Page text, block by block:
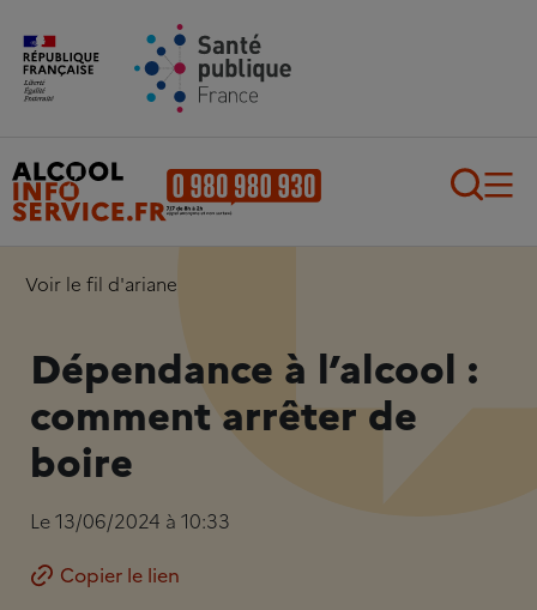
Aller au contenu principal
Voir le fil d'ariane
Dépendance à l’alcool :
comment arrêter de
boire
Le 13/06/2024 à 10:33
Copier le lien